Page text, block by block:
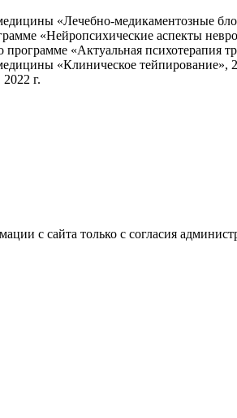
«Лечебно-медикаментозные
«Нейропсихические аспекты
«Актуальная психотерапия
«Клиническое тейпирование»,
г.
с сайта только с согласия